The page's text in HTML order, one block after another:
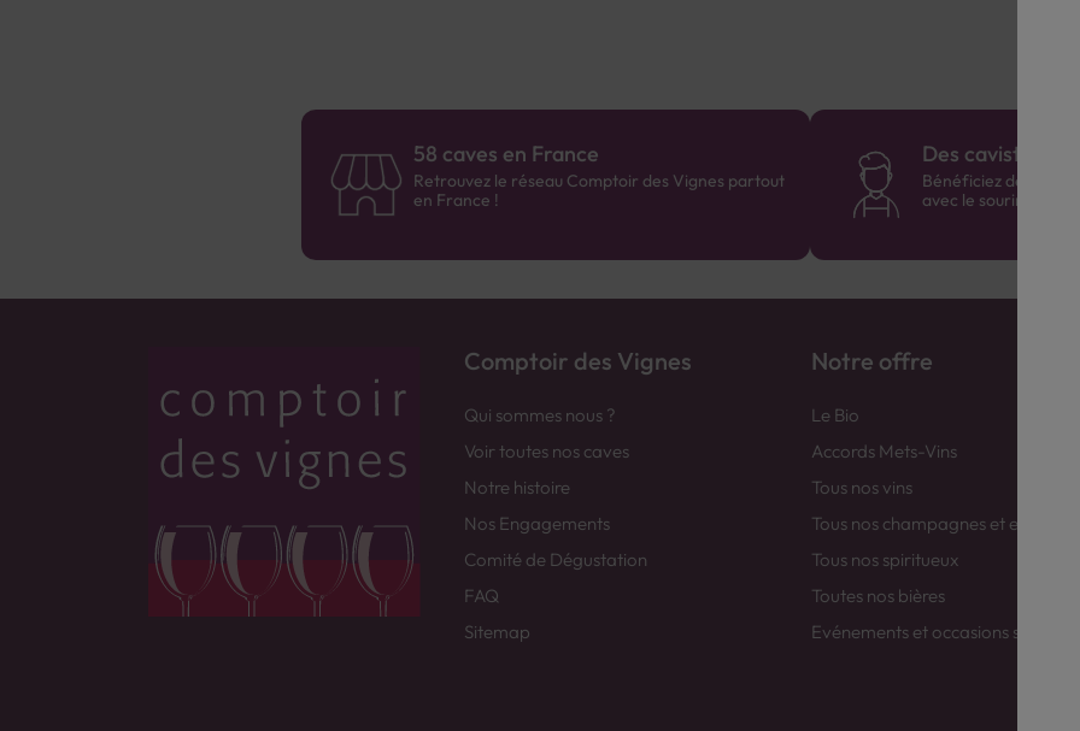
58 caves en France
Retrouvez le réseau Comptoir des Vignes partout
en France !
Des cavistes à
Bénéficiez de
avec le sourire :)
Comptoir des Vignes
Qui sommes nous ?
Voir toutes nos caves
Notre histoire
Nos Engagements
Comité de Dégustation
FAQ
Sitemap
Notre offre
Le Bio
Accords Mets-Vins
Tous nos vins
Tous nos champagnes et
Tous nos spiritueux
Toutes nos bières
Evénements et occasions spéciales